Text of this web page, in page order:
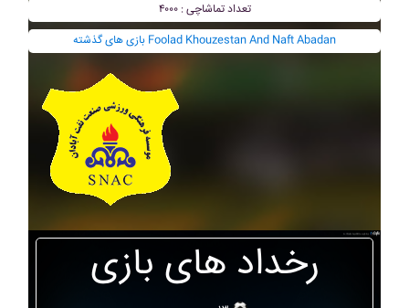
تعداد تماشاچی : ۴۰۰۰
بازی های گذشته Foolad Khouzestan And Naft Abadan
رخداد های بازی